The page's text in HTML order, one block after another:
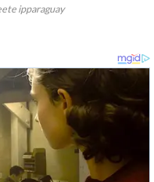
ipparaguay